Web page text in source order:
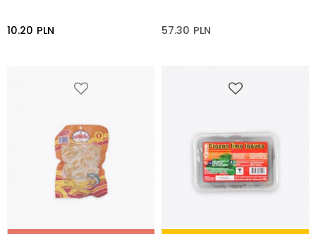
10.20 PLN 57.30 PLN